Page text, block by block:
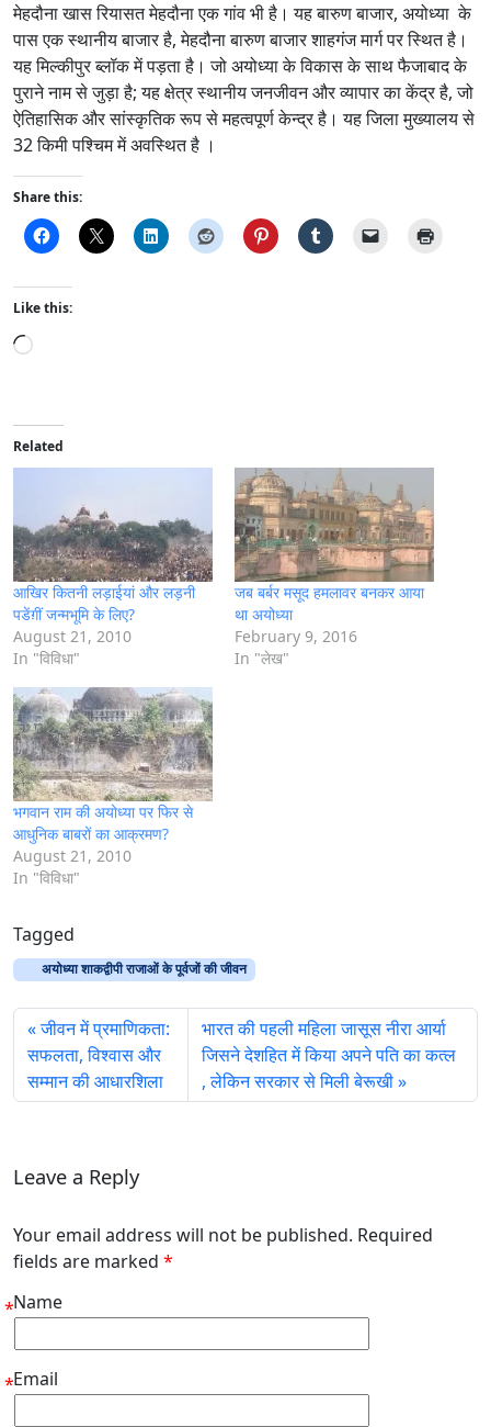
मेहदौना खास रियासत मेहदौना एक गांव भी है। यह बारुण बाजार, अयोध्या के
पास एक स्थानीय बाजार है, मेहदौना बारुण बाजार शाहगंज मार्ग पर स्थित है।
यह मिल्कीपुर ब्लॉक में पड़ता है। जो अयोध्या के विकास के साथ फैजाबाद के
पुराने नाम से जुड़ा है; यह क्षेत्र स्थानीय जनजीवन और व्यापार का केंद्र है, जो
ऐतिहासिक और सांस्कृतिक रूप से महत्वपूर्ण केन्द्र है। यह जिला मुख्यालय से
32 किमी पश्चिम में अवस्थित है ।
Share this:
Like this:
L
d
i
n
…
Related
आखिर कितनी लड़ाईयां और लड़नी
पडेंग़ीं जन्मभूमि के लिए?
August 21, 2010
In "विविधा"
जब बर्बर मसूद हमलावर बनकर आया
था अयोध्या
February 9, 2016
In "लेख"
भगवान राम की अयोध्या पर फिर से
आधुनिक बाबरों का आक्रमण?
August 21, 2010
In "विविधा"
Tagged
अयोध्या शाकद्वीपी राजाओं के पूर्वजों की जीवन
जीवन में प्रमाणिकता:
सफलता, विश्वास और
सम्मान की आधारशिला
भारत की पहली महिला जासूस नीरा आर्या
जिसने देशहित में किया अपने पति का कत्ल
, लेकिन सरकार से मिली बेरूखी
Leave a Reply
Your email address will not be published. Required
fields are marked *
Name
*
Email
*